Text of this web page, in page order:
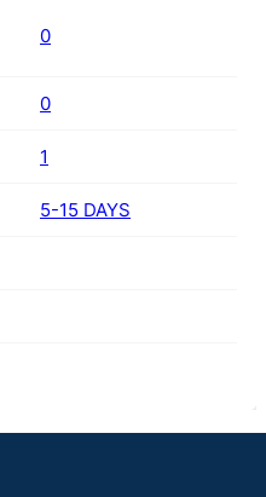
0
0
1
5-15 DAYS